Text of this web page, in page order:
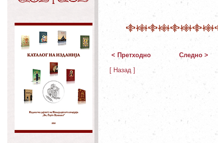
< Претходно Следно >
[ Назад ]